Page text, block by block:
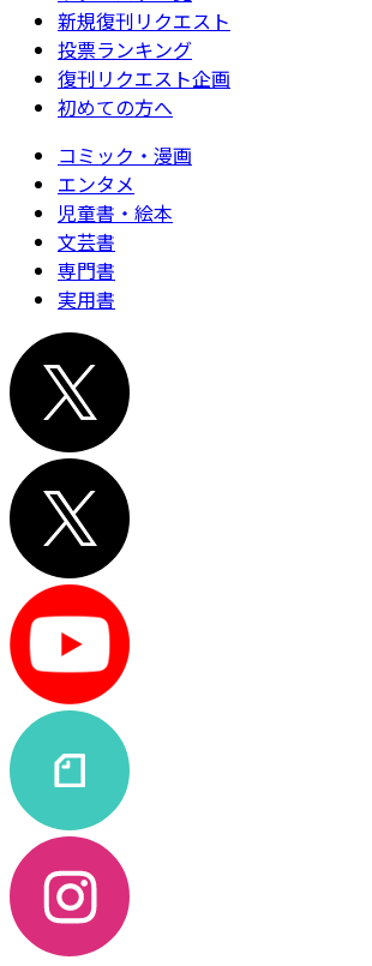
新規復刊リクエスト
投票ランキング
復刊リクエスト企画
初めての方へ
コミック・漫画
エンタメ
児童書・絵本
文芸書
専門書
実用書